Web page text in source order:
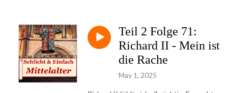
Das englische Mittelalter ist voller schillernder Persönlichkeiten.
Von den ersten Normannen bis zu den Tudors: ”Schlicht & Einfach
Mittelalter” erzählt ihre Geschichte, kurzweillig und verständlich.
Teil 2 Folge 71:
Richard II - Mein ist
die Rache
May 1, 2025